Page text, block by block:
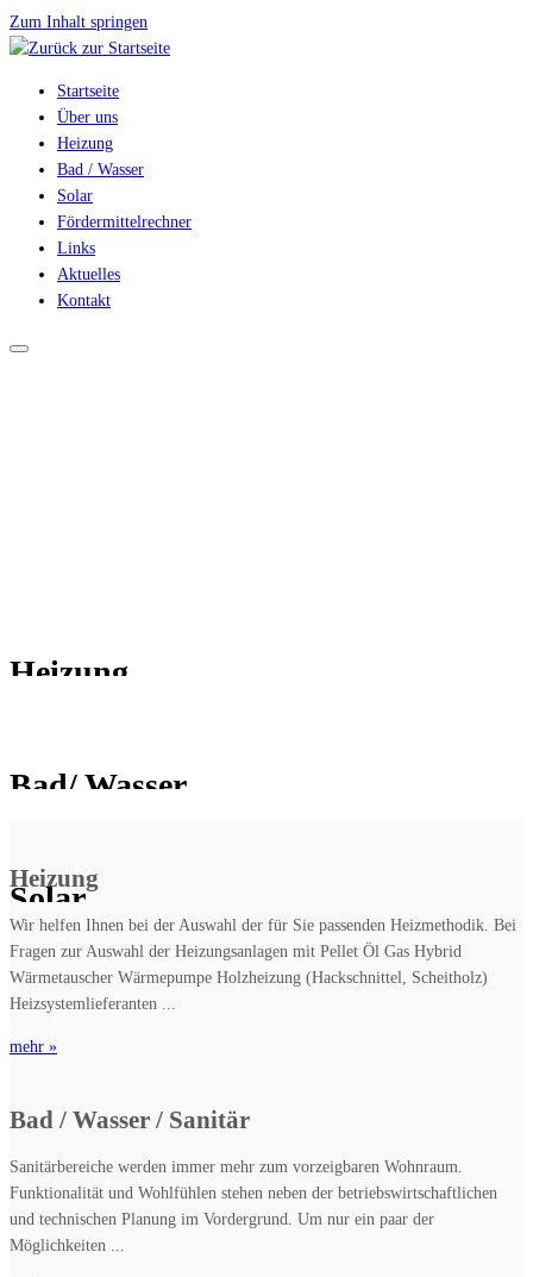
Zum Inhalt springen
Startseite
Über uns
Heizung
Bad / Wasser
Solar
Fördermittelrechner
Links
Aktuelles
Kontakt
Heizung
Bad/ Wasser
Solar
Heizung
Wir helfen Ihnen bei der Auswahl der für Sie passenden Heizmethodik. Bei
Fragen zur Auswahl der Heizungsanlagen mit Pellet Öl Gas Hybrid
Wärmetauscher Wärmepumpe Holzheizung (Hackschnittel, Scheitholz)
Heizsystemlieferanten ...
mehr »
Bad / Wasser / Sanitär
Sanitärbereiche werden immer mehr zum vorzeigbaren Wohnraum.
Funktionalität und Wohlfühlen stehen neben der betriebswirtschaftlichen
und technischen Planung im Vordergrund. Um nur ein paar der
Möglichkeiten ...